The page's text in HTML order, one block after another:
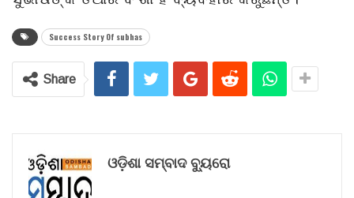
Success Story Of subhas
Share
ଓଡ଼ିଶା ସମ୍ବାଦ ବ୍ୟୁରୋ